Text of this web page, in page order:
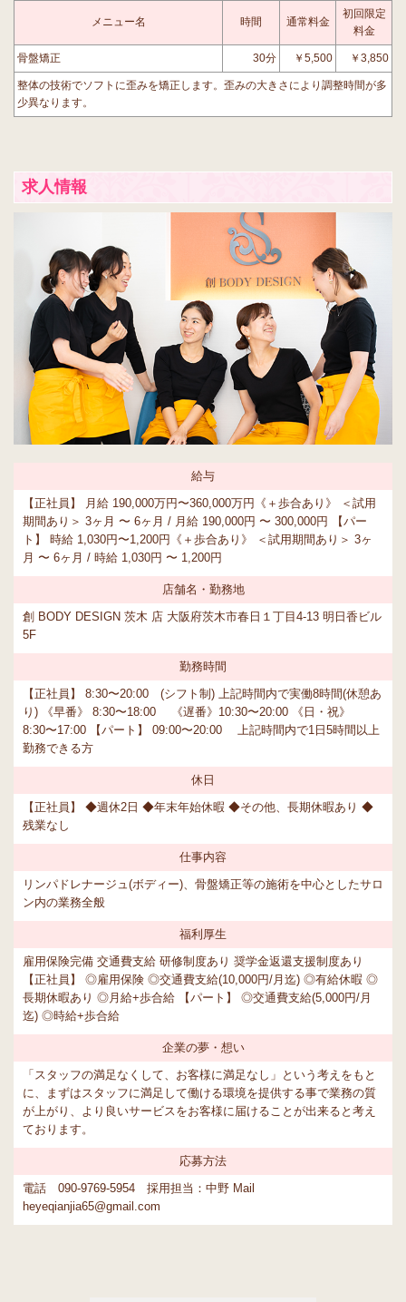
メニュー名 時間 通常料金
初回限定
料金
骨盤矯正 30分 ￥5,500 ￥3,850
整体の技術でソフトに歪みを矯正します。歪みの大きさにより調整時間が多
少異なります。
求人情報
給与
【正社員】 月給 190,000万円〜360,000万円《＋歩合あり》 ＜試用
期間あり＞ 3ヶ月 〜 6ヶ月 / 月給 190,000円 〜 300,000円 【パー
ト】 時給 1,030円〜1,200円《＋歩合あり》 ＜試用期間あり＞ 3ヶ
月 〜 6ヶ月 / 時給 1,030円 〜 1,200円
店舗名・勤務地
創 BODY DESIGN 茨木 店 大阪府茨木市春日１丁目4-13 明日香ビル
5F
勤務時間
【正社員】 8:30〜20:00 (シフト制) 上記時間内で実働8時間(休憩あ
り) 《早番》 8:30〜18:00 《遅番》10:30〜20:00 《日・祝》
8:30〜17:00 【パート】 09:00〜20:00 上記時間内で1日5時間以上
勤務できる方
休日
【正社員】 ◆週休2日 ◆年末年始休暇 ◆その他、長期休暇あり ◆
残業なし
仕事内容
リンパドレナージュ(ボディー)、骨盤矯正等の施術を中心としたサロ
ン内の業務全般
福利厚生
雇用保険完備 交通費支給 研修制度あり 奨学金返還支援制度あり
【正社員】 ◎雇用保険 ◎交通費支給(10,000円/月迄) ◎有給休暇 ◎
長期休暇あり ◎月給+歩合給 【パート】 ◎交通費支給(5,000円/月
迄) ◎時給+歩合給
企業の夢・想い
「スタッフの満足なくして、お客様に満足なし」という考えをもと
に、まずはスタッフに満足して働ける環境を提供する事で業務の質
が上がり、より良いサービスをお客様に届けることが出来ると考え
ております。
応募方法
電話 090-9769-5954 採用担当：中野 Mail
heyeqianjia65@gmail.com